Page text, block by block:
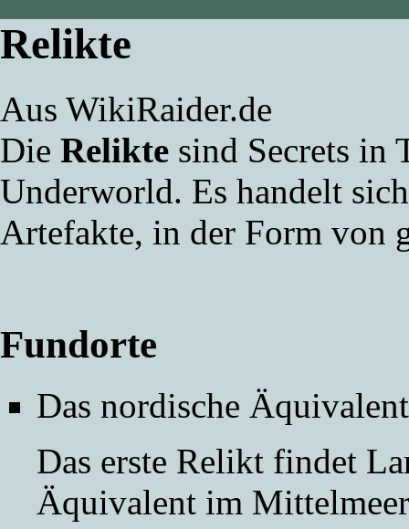
Relikte
Aus WikiRaider.de
Die Relikte sind Secrets in
Underworld. Es handelt
Artefakte, in der Form von
Fundorte
Das nordische Äquivalent
Das erste Relikt findet
Äquivalent im